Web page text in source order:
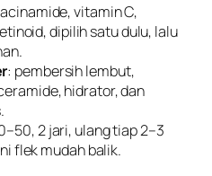
vitamin C,
dipilih satu dulu, lalu
: pembersih lembut,
hidrator, dan
2 jari, ulang tiap 2–3
flek mudah balik.